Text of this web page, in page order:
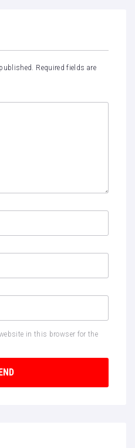
Required fields are
in this browser for the